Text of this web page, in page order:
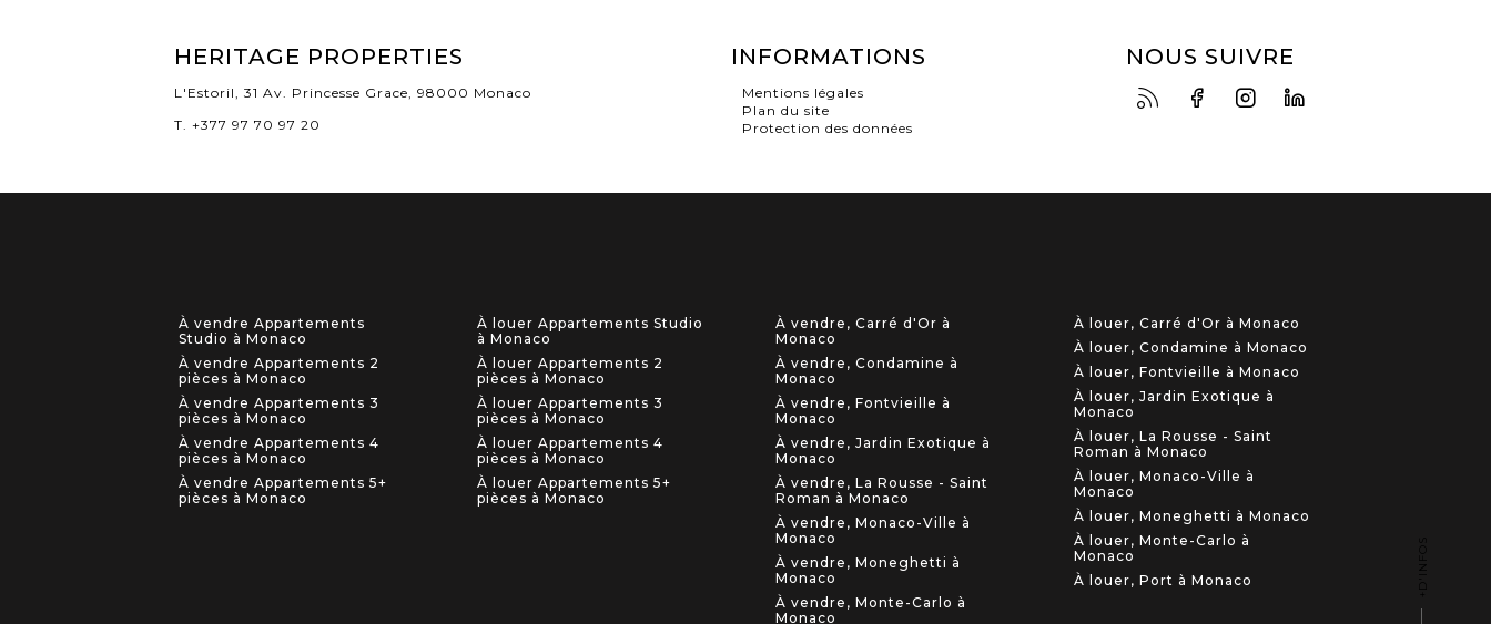
HERITAGE PROPERTIES
L'Estoril, 31 Av. Princesse Grace, 98000 Monaco
T. +377 97 70 97 20
INFORMATIONS
Mentions légales
Plan du site
Protection des données
NOUS SUIVRE
À vendre Appartements
Studio à Monaco
À vendre Appartements 2
pièces à Monaco
À vendre Appartements 3
pièces à Monaco
À vendre Appartements 4
pièces à Monaco
À vendre Appartements 5+
pièces à Monaco
À louer Appartements Studio
à Monaco
À louer Appartements 2
pièces à Monaco
À louer Appartements 3
pièces à Monaco
À louer Appartements 4
pièces à Monaco
À louer Appartements 5+
pièces à Monaco
À vendre, Carré d'Or à
Monaco
À vendre, Condamine à
Monaco
À vendre, Fontvieille à
Monaco
À vendre, Jardin Exotique à
Monaco
À vendre, La Rousse - Saint
Roman à Monaco
À vendre, Monaco-Ville à
Monaco
À vendre, Moneghetti à
Monaco
À vendre, Monte-Carlo à
Monaco
À louer, Carré d'Or à Monaco
À louer, Condamine à Monaco
À louer, Fontvieille à Monaco
À louer, Jardin Exotique à
Monaco
À louer, La Rousse - Saint
Roman à Monaco
À louer, Monaco-Ville à
Monaco
À louer, Moneghetti à Monaco
À louer, Monte-Carlo à
Monaco
À louer, Port à Monaco